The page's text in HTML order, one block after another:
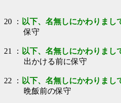
20 ： 以下、名無しにかわりまし
保守
21 ： 以下、名無しにかわりまし
出かける前に保守
22 ： 以下、名無しにかわりまし
晩飯前の保守